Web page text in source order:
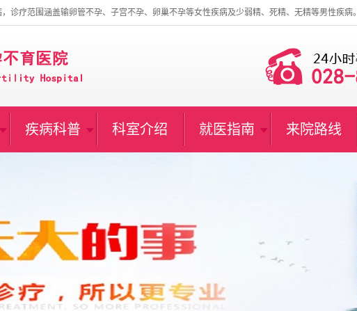
诊疗范围涵盖输卵管不孕、子宫不孕、卵巢不孕等女性疾病及少弱精、死精、无精等男性疾病。
疾病科普 科室介绍 就医指南 来院路线